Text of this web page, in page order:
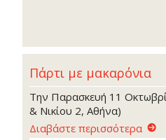
Πάρτι με μακαρόνια
Την Παρασκευή 11
& Νικίου 2, Αθήνα)
Διαβάστε περισσότερα